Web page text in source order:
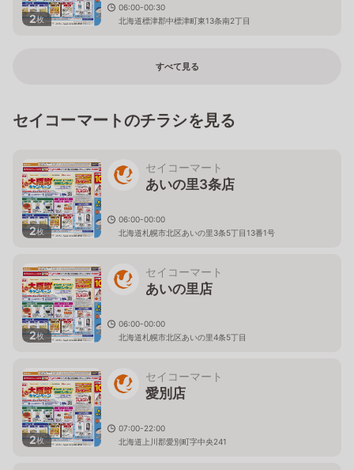
2枚
06:00-00:30
北海道標津郡中標津町東13条南2丁目
すべて見る
セイコーマートのチラシを見る
2枚
セイコーマート
あいの里3条店
06:00-00:00
北海道札幌市北区あいの里3条5丁目13番1号
2枚
セイコーマート
あいの里店
06:00-00:00
北海道札幌市北区あいの里4条5丁目
2枚
セイコーマート
愛別店
07:00-22:00
北海道上川郡愛別町字中央241